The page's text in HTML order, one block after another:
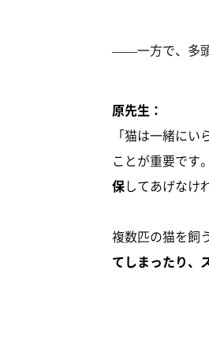
——一方で、多頭
原先生：
「猫は一緒に
ことが重要です
保してあげなけ
複数匹の猫を飼
てしまったり、